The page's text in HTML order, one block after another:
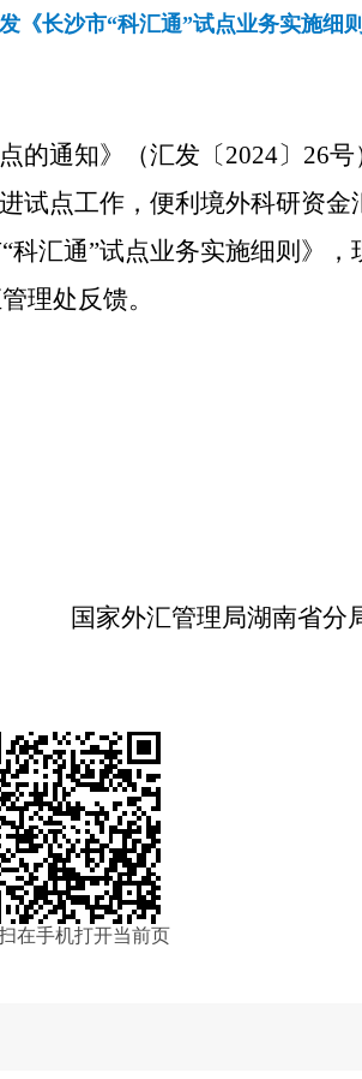
《长沙市“科汇通”试点业务实施细
的通知》（汇发〔2024〕26号
试点工作， 便利境外科研资金
“科汇通”试点业务实施细则》 ，
理处反馈。
国家外汇管理局湖南省分
在手机打开当前页